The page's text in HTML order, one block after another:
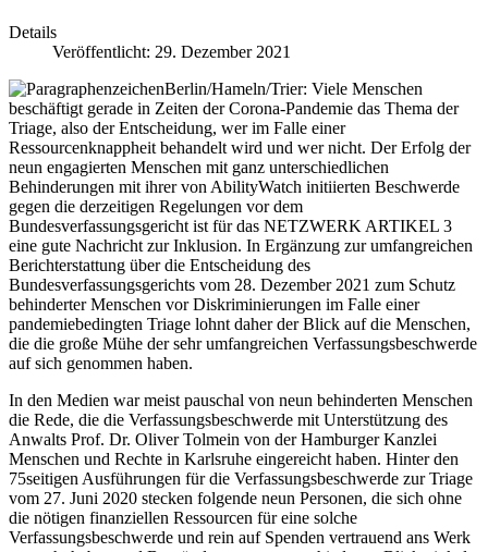
Details
Veröffentlicht: 29. Dezember 2021
Berlin/Hameln/Trier: Viele Menschen
beschäftigt gerade in Zeiten der Corona-Pandemie das Thema der
Triage, also der Entscheidung, wer im Falle einer
Ressourcenknappheit behandelt wird und wer nicht. Der Erfolg der
neun engagierten Menschen mit ganz unterschiedlichen
Behinderungen mit ihrer von AbilityWatch initiierten Beschwerde
gegen die derzeitigen Regelungen vor dem
Bundesverfassungsgericht ist für das NETZWERK ARTIKEL 3
eine gute Nachricht zur Inklusion. In Ergänzung zur umfangreichen
Berichterstattung über die Entscheidung des
Bundesverfassungsgerichts vom 28. Dezember 2021 zum Schutz
behinderter Menschen vor Diskriminierungen im Falle einer
pandemiebedingten Triage lohnt daher der Blick auf die Menschen,
die die große Mühe der sehr umfangreichen Verfassungsbeschwerde
auf sich genommen haben.
In den Medien war meist pauschal von neun behinderten Menschen
die Rede, die die Verfassungsbeschwerde mit Unterstützung des
Anwalts Prof. Dr. Oliver Tolmein von der Hamburger Kanzlei
Menschen und Rechte in Karlsruhe eingereicht haben. Hinter den
75seitigen Ausführungen für die Verfassungsbeschwerde zur Triage
vom 27. Juni 2020 stecken folgende neun Personen, die sich ohne
die nötigen finanziellen Ressourcen für eine solche
Verfassungsbeschwerde und rein auf Spenden vertrauend ans Werk